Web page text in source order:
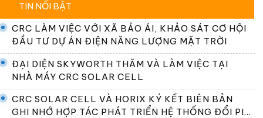
TIN NỔI BẬT
CRC LÀM VIỆC VỚI XÃ BẢO ÁI, KHẢO SÁT CƠ HỘI
ĐẦU TƯ DỰ ÁN ĐIỆN NĂNG LƯỢNG MẶT TRỜI
ĐẠI DIỆN SKYWORTH THĂM VÀ LÀM VIỆC TẠI
NHÀ MÁY CRC SOLAR CELL
CRC SOLAR CELL VÀ HORIX KÝ KẾT BIÊN BẢN
GHI NHỚ HỢP TÁC PHÁT TRIỂN HỆ THỐNG ĐỔI PIN